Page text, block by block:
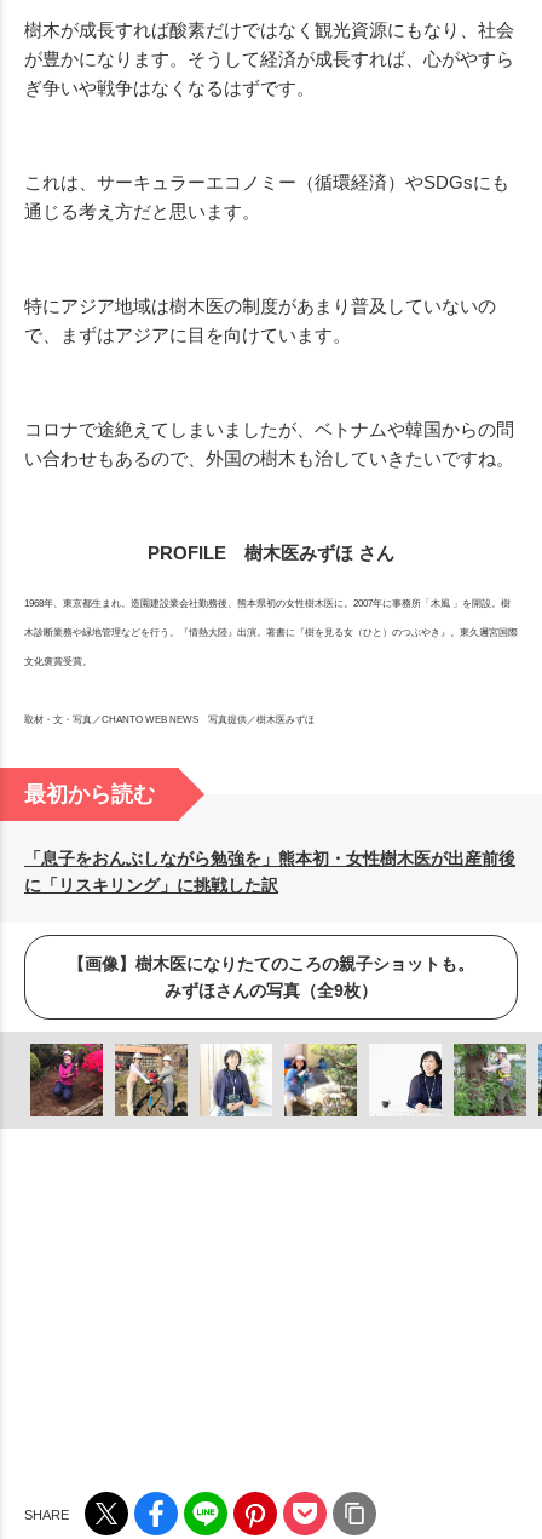
樹木が成長すれば酸素だけではなく観光資源にもなり、社会
が豊かになります。そうして経済が成長すれば、心がやすら
ぎ争いや戦争はなくなるはずです。
これは、サーキュラーエコノミー（循環経済）やSDGsにも
通じる考え方だと思います。
特にアジア地域は樹木医の制度があまり普及していないの
で、まずはアジアに目を向けています。
コロナで途絶えてしまいましたが、ベトナムや韓国からの問
い合わせもあるので、外国の樹木も治していきたいですね。
PROFILE 樹木医みずほ さん
1968年、東京都生まれ。造園建設業会社勤務後、熊本県初の女性樹木医に。2007年に事務所「木風 」を開設。樹
木診断業務や緑地管理などを行う。『情熱大陸』出演。著書に『樹を見る女（ひと）のつぶやき』。東久邇宮国際
文化褒賞受賞。
取材・文・写真／CHANTO WEB NEWS 写真提供／樹木医みずほ
最初から読む
「息子をおんぶしながら勉強を」熊本初・女性樹木医が出産前後
に「リスキリング」に挑戦した訳
【画像】樹木医になりたてのころの親子ショットも。
みずほさんの写真（全9枚）